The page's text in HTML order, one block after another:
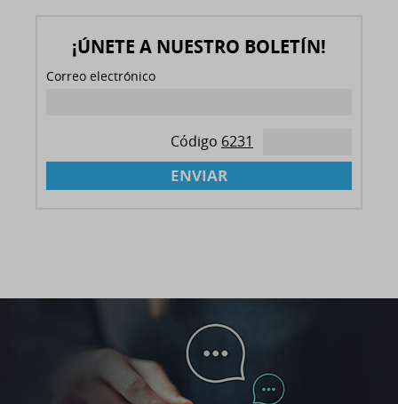
¡ÚNETE A NUESTRO BOLETÍN!
Correo electrónico
Código 6231